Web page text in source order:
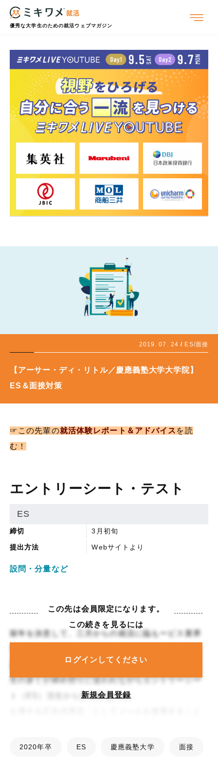
優秀な大学生のための就活ウェブマガジン
2019. 07. 24 ES/面接
【アーサー・ディ・リトル／慶應義塾大学大学院】
ES＆面接対策
☞この先輩の就活体験レポート＆アドバイス を読
む！
エントリーシート・テスト
ES
締切 3月初旬
提出方法 Webサイトより
設問・分量など
留年を決意して、三月からの就活に臨もービス業界
月は本格的な就職活動が進行中であるとともに卒業
生の多くが締め切りに追われながらエントリーシー
ト（ES）活生から圧倒的な人気。
す。本就活の面接やエントリーシートでは、挫折経
この先は会員限定になります。
この続きを見るには
ログインしてください
新規会員登録
2020年卒 ES 慶應義塾大学 面接